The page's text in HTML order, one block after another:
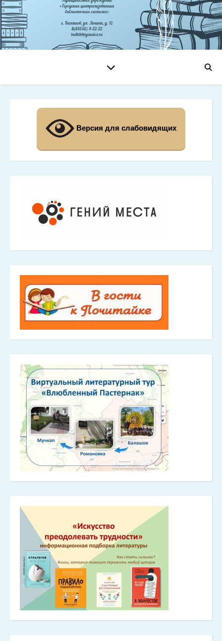
Версия для слабовидящих